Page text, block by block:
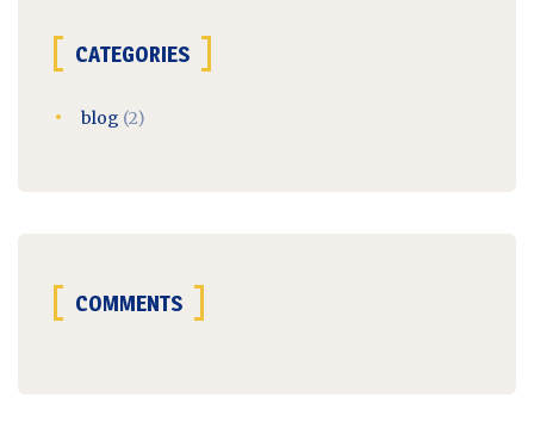
CATEGORIES
blog (2)
COMMENTS